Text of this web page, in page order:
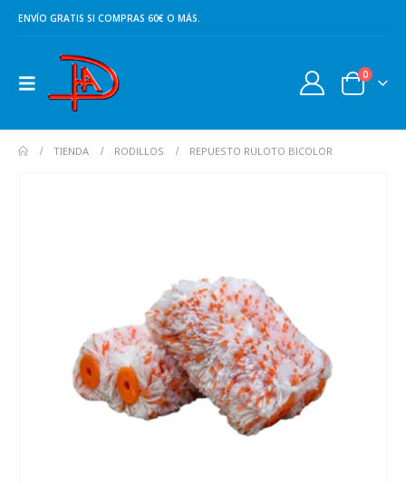
ENVÍO GRATIS SI COMPRAS 60€ O MÁS.
0
TIENDA RODILLOS REPUESTO RULOTO BICOLOR